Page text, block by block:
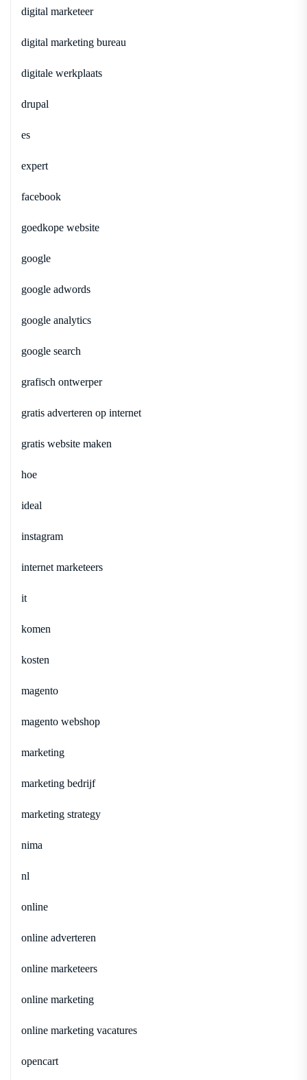
digital marketeer
digital marketing bureau
digitale werkplaats
drupal
es
expert
facebook
goedkope website
google
google adwords
google analytics
google search
grafisch ontwerper
gratis adverteren op internet
gratis website maken
hoe
ideal
instagram
internet marketeers
it
komen
kosten
magento
magento webshop
marketing
marketing bedrijf
marketing strategy
nima
nl
online
online adverteren
online marketeers
online marketing
online marketing vacatures
opencart